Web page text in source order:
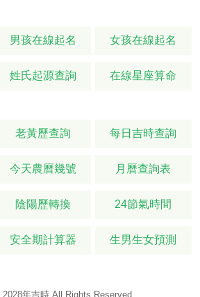
男孩在線起名 女孩在線起名
姓氏起源查詢 在線星座算命
老黃歷查詢 每日吉時查詢
今天農曆幾號 月曆查詢表
陰陽歷轉換 24節氣時間
安全期計算器 生男生女預測
2028年吉時All Rights Reserved.